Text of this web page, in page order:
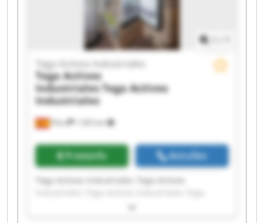
Piera 1.262 km
Tega Activos Industriales
Tega Activos
Industriales Tega Activos
Industriales
Preisinfo Anrufen
Tega Activos Industriales Tega Activos
Activos Industriales Tega Activos Industriales